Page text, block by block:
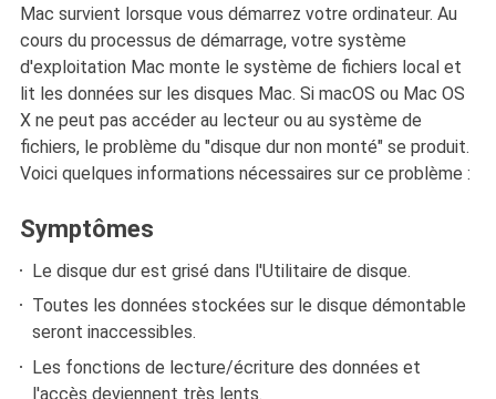
Mac survient lorsque vous démarrez votre ordinateur. Au
cours du processus de démarrage, votre système
d'exploitation Mac monte le système de fichiers local et
lit les données sur les disques Mac. Si macOS ou Mac OS
X ne peut pas accéder au lecteur ou au système de
fichiers, le problème du "disque dur non monté" se produit.
Voici quelques informations nécessaires sur ce problème :
Symptômes
Le disque dur est grisé dans l'Utilitaire de disque.
Toutes les données stockées sur le disque démontable
seront inaccessibles.
Les fonctions de lecture/écriture des données et
l'accès deviennent très lents.